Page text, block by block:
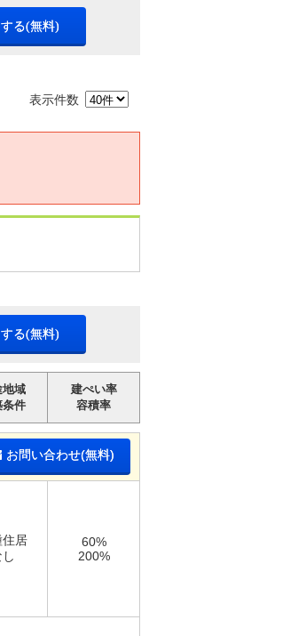
る(無料)
表示件数
る(無料)
地域
条件
建ぺい率
容積率
お問い合わせ(無料)
住居
60%
200%